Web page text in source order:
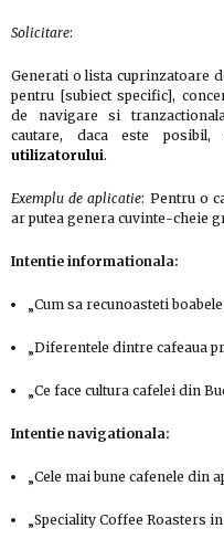
Solicitare:
Generati o lista cuprinzatoare
pentru [subiect specific],
de navigare si
cautare, daca este
utilizatorului.
Exemplu de aplicatie: Pentru o
ar putea genera cuvinte-cheie
Intentie informationala:
„Cum sa recunoasteti
„Diferentele dintre cafeaua
„Ce face cultura cafelei din
Intentie navigationala:
„Cele mai bune cafenele din
„Speciality Coffee Roasters